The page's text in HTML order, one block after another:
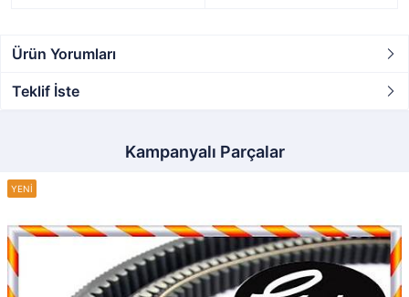
Ürün Yorumları
Teklif İste
Kampanyalı Parçalar